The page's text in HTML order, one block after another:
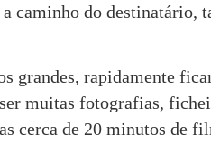
caminho do destinatário,
grandes, rapidamente
muitas fotografias,
cerca de 20 minutos de